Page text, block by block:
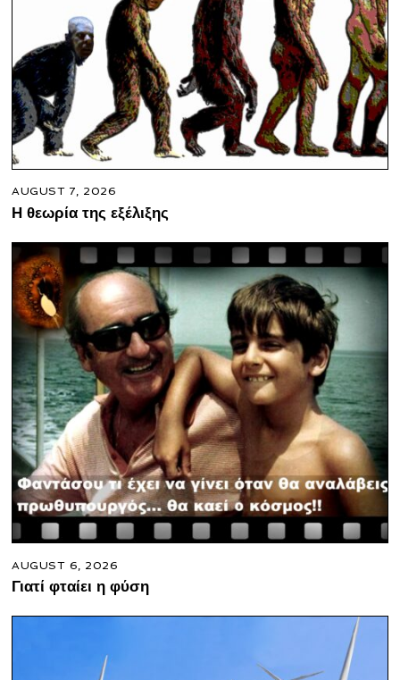
AUGUST 7, 2026
Η θεωρία της εξέλιξης
AUGUST 6, 2026
Γιατί φταίει η φύση